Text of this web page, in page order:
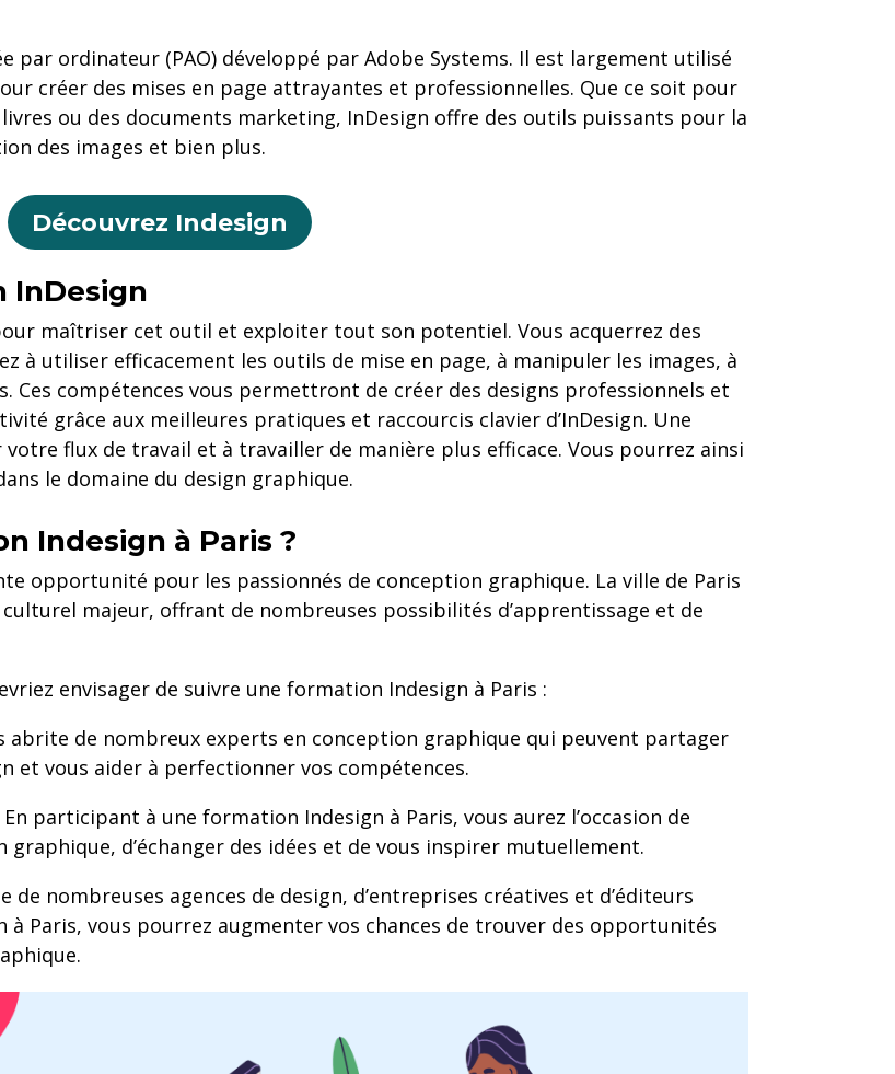
par ordinateur (PAO) développé par Adobe Systems. Il est largement utilisé
créer des mises en page attrayantes et professionnelles. Que ce soit pour
ou des documents marketing, InDesign offre des outils puissants pour la
des images et bien plus.
Découvrez Indesign
InDesign
maîtriser cet outil et exploiter tout son potentiel. Vous acquerrez des
à utiliser efficacement les outils de mise en page, à manipuler les images, à
Ces compétences vous permettront de créer des designs professionnels et
grâce aux meilleures pratiques et raccourcis clavier d’InDesign. Une
flux de travail et à travailler de manière plus efficace. Vous pourrez ainsi
le domaine du design graphique.
Indesign à Paris ?
opportunité pour les passionnés de conception graphique. La ville de Paris
majeur, offrant de nombreuses possibilités d’apprentissage et de
envisager de suivre une formation Indesign à Paris :
abrite de nombreux experts en conception graphique qui peuvent partager
et vous aider à perfectionner vos compétences.
En participant à une formation Indesign à Paris, vous aurez l’occasion de
d’échanger des idées et de vous inspirer mutuellement.
de nombreuses agences de design, d’entreprises créatives et d’éditeurs
Paris, vous pourrez augmenter vos chances de trouver des opportunités